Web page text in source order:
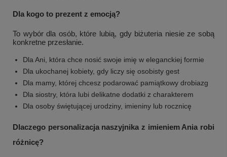
Dla kogo to prezent z emocją?
To wybór dla osób, które lubią, gdy biżuteria niesie ze sobą
konkretne przesłanie.
Dla Ani, która chce nosić swoje imię w eleganckiej formie
Dla ukochanej kobiety, gdy liczy się osobisty gest
Dla mamy, której chcesz podarować pamiątkowy drobiazg
Dla siostry, która lubi delikatne dodatki z charakterem
Dla osoby świętującej urodziny, imieniny lub rocznicę
Dlaczego personalizacja naszyjnika z imieniem Ania robi
różnicę?